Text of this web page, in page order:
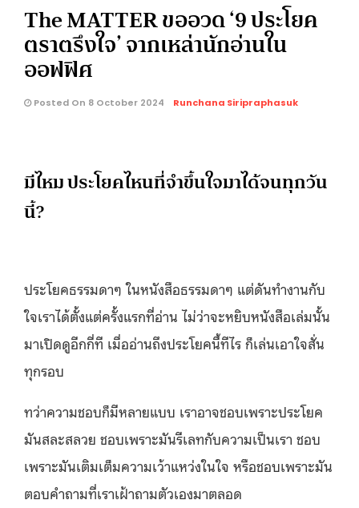
The MATTER ขออวด ‘9 ประโยค
ตราตรึงใจ’ จากเหล่านักอ่านใน
ออฟฟิศ
Posted On 8 October 2024 Runchana Siripraphasuk
มีไหม ประโยคไหนที่จำขึ้นใจมาได้จนทุกวัน
นี้?
ประโยคธรรมดาๆ ในหนังสือธรรมดาๆ แต่ดันทำงานกับ
ใจเราได้ตั้งแต่ครั้งแรกที่อ่าน ไม่ว่าจะหยิบหนังสือเล่มนั้น
มาเปิดดูอีกกี่ที เมื่ออ่านถึงประโยคนี้ทีไร ก็เล่นเอาใจสั่น
ทุกรอบ
ทว่าความชอบก็มีหลายแบบ เราอาจชอบเพราะประโยค
มันสละสลวย ชอบเพราะมันรีเลทกับความเป็นเรา ชอบ
เพราะมันเติมเต็มความเว้าแหว่งในใจ หรือชอบเพราะมัน
ตอบคำถามที่เราเฝ้าถามตัวเองมาตลอด